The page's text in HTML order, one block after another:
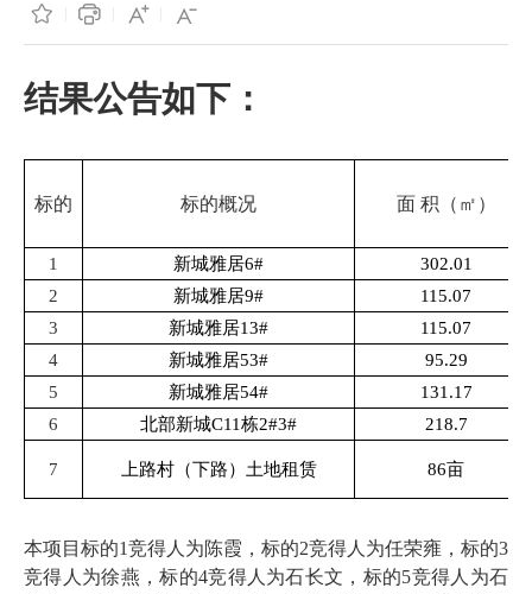
结果公告如下：
标的 标的概况 面 积（㎡）
1 新城雅居6#
302.01
2
新城雅居9#
115.07
3
新城雅居13#
115.07
4
新城雅居53#
95.29
5
新城雅居54# 131.17
6
北部新城C11栋2#3# 218.7
7 上路村（下路）土地租赁 86亩
本项目标的1竞得人为陈霞，标的2竞得人为任荣雍，标的3
竞得人为徐燕，标的4竞得人为石长文，标的5竞得人为石